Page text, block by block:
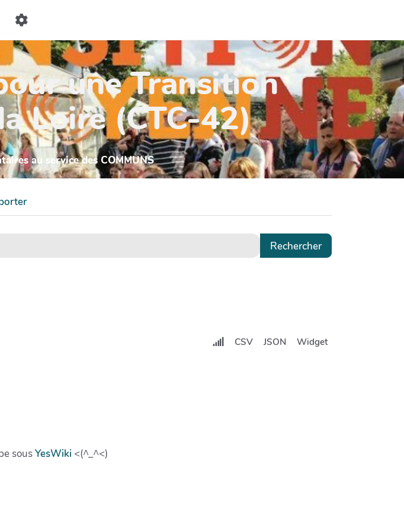
Rechercher
une Transition
Loire (CTC-42)
au service des COMMUNS
CSV JSON Widget
sousYesWiki <(^_^<)